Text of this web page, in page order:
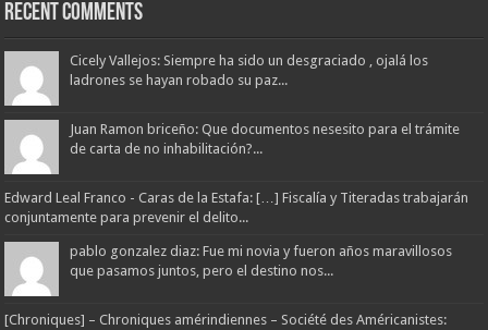
Recent Comments
Cicely Vallejos: Siempre ha sido un desgraciado , ojalá los
ladrones se hayan robado su paz...
Juan Ramon briceño: Que documentos nesesito para el trámite
de carta de no inhabilitación?...
Edward Leal Franco - Caras de la Estafa: […] Fiscalía y Titeradas trabajarán
conjuntamente para prevenir el delito...
pablo gonzalez diaz: Fue mi novia y fueron años maravillosos
que pasamos juntos, pero el destino nos...
[Chroniques] – Chroniques amérindiennes – Société des Américanistes: